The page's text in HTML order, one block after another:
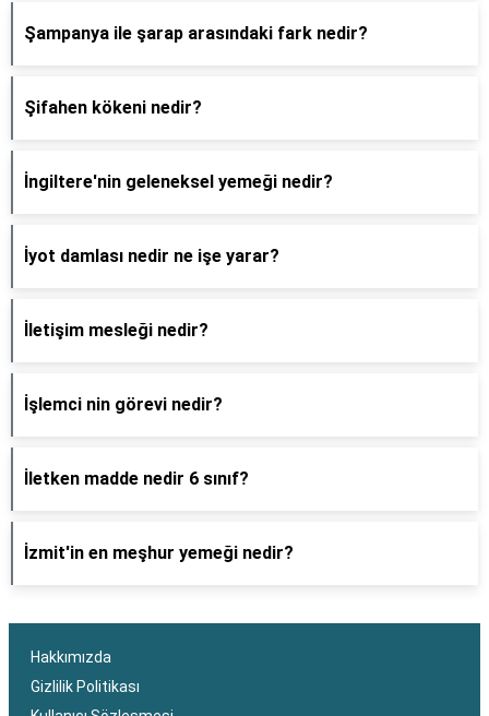
Şampanya ile şarap arasındaki fark nedir?
Şifahen kökeni nedir?
İngiltere'nin geleneksel yemeği nedir?
İyot damlası nedir ne işe yarar?
İletişim mesleği nedir?
İşlemci nin görevi nedir?
İletken madde nedir 6 sınıf?
İzmit'in en meşhur yemeği nedir?
Hakkımızda
Gizlilik Politikası